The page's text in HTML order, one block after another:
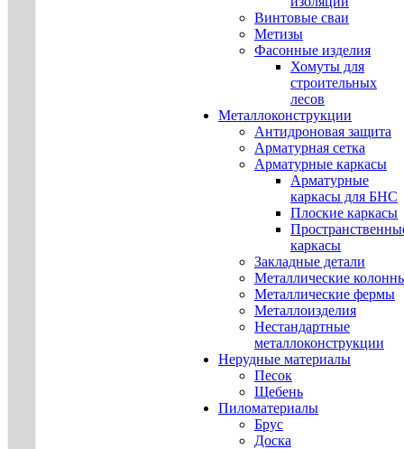
Винтовые сваи
Метизы
Фасонные изделия
Хомуты для
строительных
лесов
Металлоконструкции
Антидроновая защита
Арматурная сетка
Арматурные каркасы
Арматурные
каркасы для БНС
Плоские каркасы
каркасы
Закладные детали
Металлические
Металлические фермы
Металлоизделия
Нестандартные
металлоконструкции
Нерудные материалы
Песок
Щебень
Пиломатериалы
Брус
Доска